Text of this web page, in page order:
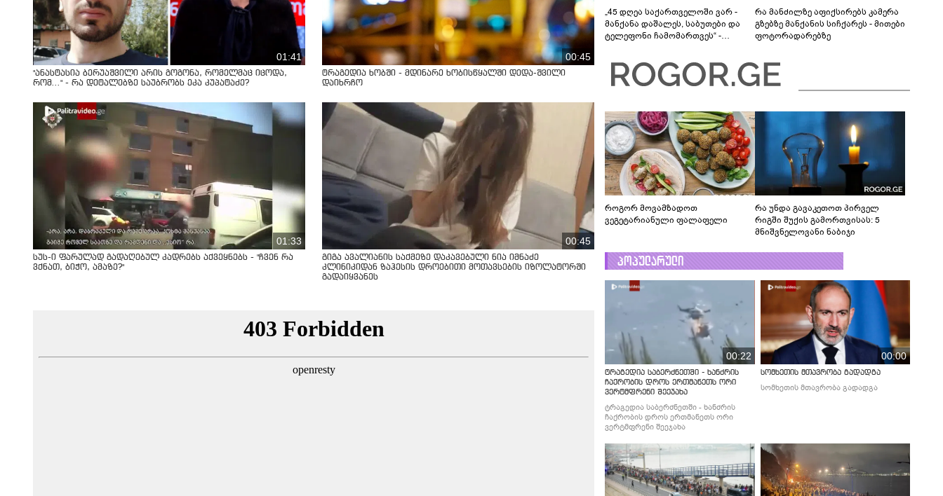
01:41
"ანასტასია ბერუაშვილი არის გოგონა, რომელმაც იცოდა,
რომ..." - რა დეტალებზე საუბრობს ეკა კუპატაძე?
00:45
ტრაგედია ხობში - მდინარე ხობისწყალში დედა-შვილი
დაიხრჩო
01:33
სუს-ი ფარულად გადაღებულ კადრებს აქვეყნებს - "ჩვენ რა
ვქნათ, ბიჭო, ამაზე?"
00:45
გიგა ავალიანის საქმეზე დაკავებული ნია იმნაძე
კლინიკიდან ზაჰესის დროებითი მოთავსების იზოლატორში
გადაიყვანეს
„45 დღეა საქართველოში ვარ -
მანქანა დაშალეს, საბუთები და
ტელეფონი ჩამომართვეს“ -
გავლას ვერ ახერხებენ
რა მანძილზე აფიქსირებს კამერა
გზებზე მანქანის სიჩქარეს - მითები
ფოტორადარებზე
როგორ მოვამზადოთ
ვეგეტარიანული ფალაფელი
რა უნდა გავაკეთოთ პირველ
რიგში შუქის გამორთვისას: 5
მნიშვნელოვანი ნაბიჯი
პოპულარული
00:22
ტრაგედია საბერძნეთში - ხანძრის
ჩაქრობის დროს ერთმანეთს ორი
ვერტმფრენი შეეჯახა
ტრაგედია საბერძნეთში - ხანძრის
ჩაქრობის დროს ერთმანეთს ორი
ვერტმფრენი შეეჯახა
00:00
სომხეთის მთავრობა გადადგა
სომხეთის მთავრობა გადადგა